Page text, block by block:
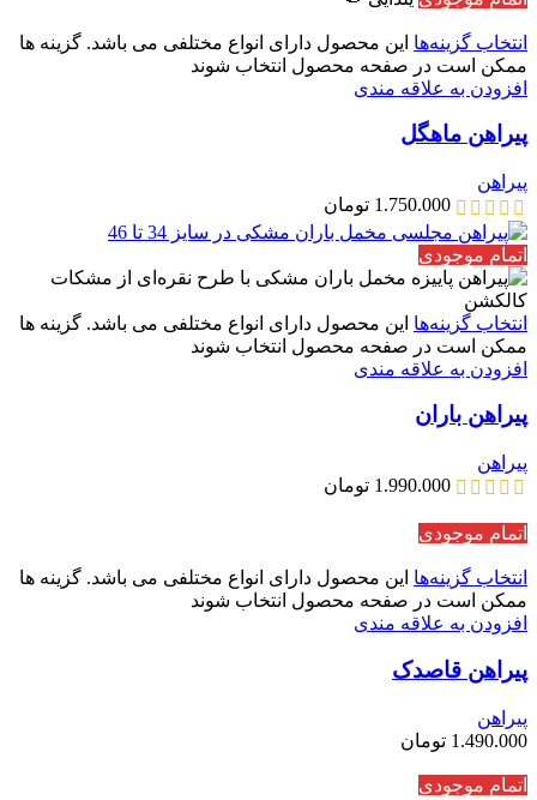
انتخاب گزینه‌ها این محصول دارای انواع مختلفی می باشد. گزینه ها
ممکن است در صفحه محصول انتخاب شوند
افزودن به علاقه مندی
پیراهن ماهگل
پیراهن
1.750.000 تومان
اتمام موجودی
انتخاب گزینه‌ها این محصول دارای انواع مختلفی می باشد. گزینه ها
ممکن است در صفحه محصول انتخاب شوند
افزودن به علاقه مندی
پیراهن باران
پیراهن
1.990.000 تومان
اتمام موجودی
انتخاب گزینه‌ها این محصول دارای انواع مختلفی می باشد. گزینه ها
ممکن است در صفحه محصول انتخاب شوند
افزودن به علاقه مندی
پیراهن قاصدک
پیراهن
1.490.000 تومان
اتمام موجودی